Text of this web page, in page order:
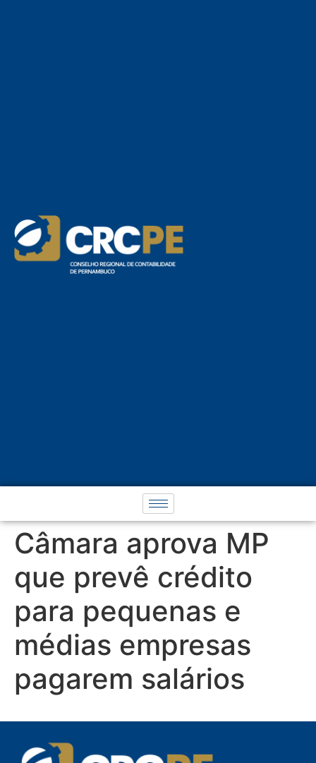
Câmara aprova MP
que prevê crédito
para pequenas e
médias empresas
pagarem salários